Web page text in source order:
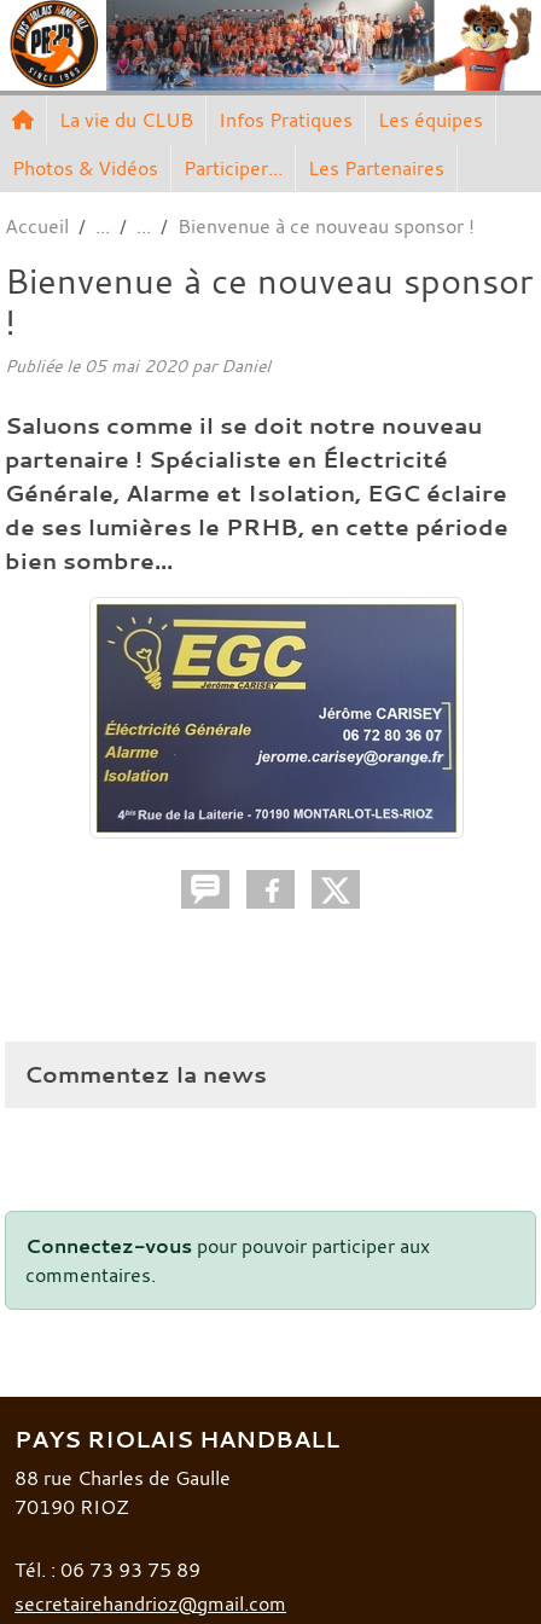
La vie du CLUB Infos Pratiques
Les équipes
Photos & Vidéos
Participer... Les Partenaires
Accueil Bienvenue à ce nouveau sponsor !
Bienvenue à ce nouveau sponsor
!
Publiée le 05 mai 2020par Daniel
Saluons comme il se doit notre nouveau
partenaire ! Spécialiste en Électricité
Générale, Alarme et Isolation, EGC éclaire
de ses lumières le PRHB, en cette période
bien sombre...
Commentez la news
Connectez-vous pour pouvoir participer aux
commentaires.
PAYS RIOLAIS HANDBALL
88 rue Charles de Gaulle
70190 RIOZ
Tél. : 06 73 93 75 89
secretairehandrioz@gmail.com
Panneau de gestion des cookies